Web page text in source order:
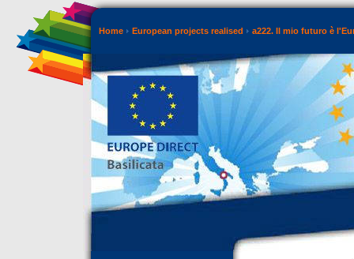
Home European projects realised a222. Il mio futuro è